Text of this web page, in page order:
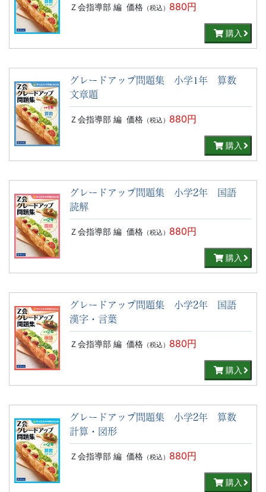
Ｚ会指導部 編 価格（税込） 880円
購入
グレードアップ問題集 小学1年 算数
文章題
Ｚ会指導部 編 価格（税込） 880円
購入
グレードアップ問題集 小学2年 国語
読解
Ｚ会指導部 編 価格（税込） 880円
購入
グレードアップ問題集 小学2年 国語
漢字・言葉
Ｚ会指導部 編 価格（税込） 880円
購入
グレードアップ問題集 小学2年 算数
計算・図形
Ｚ会指導部 編 価格（税込） 880円
購入